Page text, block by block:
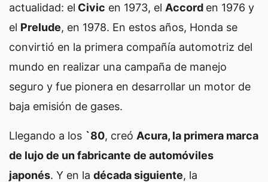
actualidad: el Civic en 1973, el Accord en 1976 y
el Prelude, en 1978. En estos años, Honda se
convirtió en la primera compañía automotriz del
mundo en realizar una campaña de manejo
seguro y fue pionera en desarrollar un motor de
baja emisión de gases.
Llegando a los `80, creó Acura, la primera marca
de lujo de un fabricante de automóviles
japonés. Y en la década siguiente, la